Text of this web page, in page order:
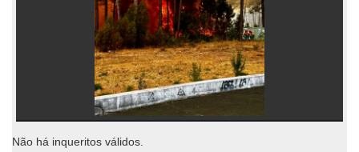
Não há inqueritos válidos.